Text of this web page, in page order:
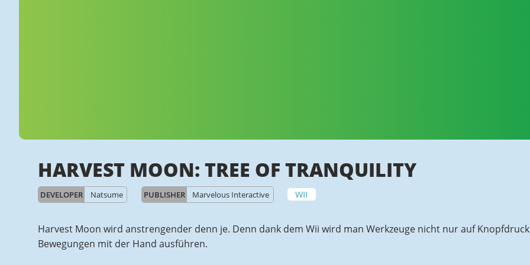
HARVEST MOON: TREE OF TRANQUILITY
DEVELOPER Natsume PUBLISHER Marvelous Interactive WII
Harvest Moon wird anstrengender denn je. Denn dank dem Wii wird man Werkzeuge nicht nur auf
Bewegungen mit der Hand ausführen.